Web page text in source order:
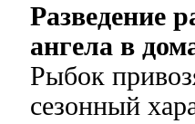
Разведение
ангела в
Рыбок
сезонный